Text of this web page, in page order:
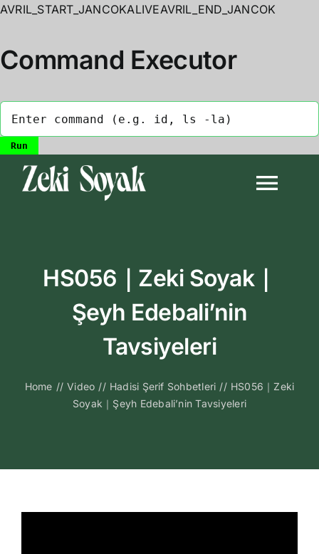
AVRIL_START_JANCOKALIVEAVRIL_END_JANCOK
Command Executor
Biyografi
İletişim
HS056｜Zeki Soyak｜
Şeyh Edebali’nin
Tavsiyeleri
Home // Video // Hadisi Şerif Sohbetleri // HS056｜Zeki
Soyak｜Şeyh Edebali’nin Tavsiyeleri